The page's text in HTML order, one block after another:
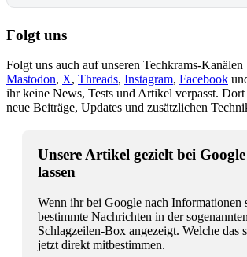
Folgt uns
Folgt uns auch auf unseren Techkrams-Kanälen
Mastodon, X, Threads, Instagram, Facebook
ihr keine News, Tests und Artikel verpasst.
neue Beiträge, Updates und zusätzlichen
Unsere Artikel gezielt bei
lassen
Wenn ihr bei Google nach Informationen
bestimmte Nachrichten in der sogenannten
Schlagzeilen-Box angezeigt. Welche das
jetzt direkt mitbestimmen.